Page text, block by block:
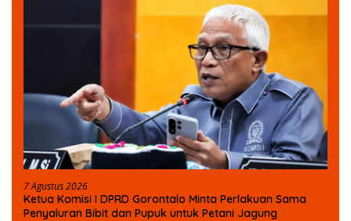
7 Agustus 2026
Ketua Komisi I DPRD Gorontalo Minta Perlakuan Sama
Penyaluran Bibit dan Pupuk untuk Petani Jagung